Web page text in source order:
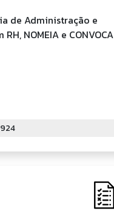
de Administração e
NOMEIA e CONVOCA